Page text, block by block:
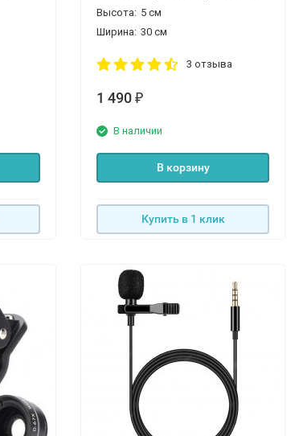
Высота: 5 см
Ширина: 30 см
3 отзыва
1 490 ₽
В наличии
В корзину
Купить в 1 клик